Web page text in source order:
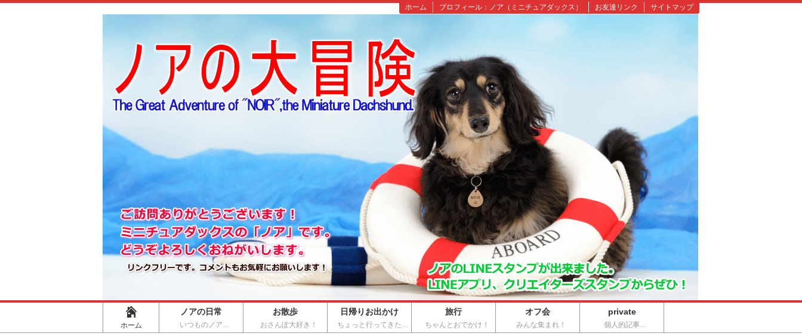
サイトマップ
お友達リンク
プロフィール：ノア（ミニチュアダックス）
ホーム
ホーム
ノアの日常
いつものノア…
お散歩
おさんぽ大好き！
日帰りお出かけ
ちょっと行ってきた…
旅行
ちゃんとおでかけ！
オフ会
みんな集まれ！
private
個人的記事…